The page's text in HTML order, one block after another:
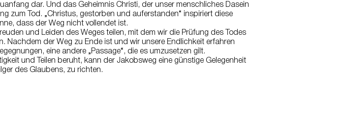
dar. Und das Geheimnis Christi, der unser menschliches Dasein
zum Tod. „Christus, gestorben und auferstanden“ inspiriert diese
dass der Weg nicht vollendet ist.
und Leiden des Weges teilen, mit dem wir die Prüfung des Todes
Nachdem der Weg zu Ende ist und wir unsere Endlichkeit erfahren
eine andere „Passage“, die es umzusetzen gilt.
und Teilen beruht, kann der Jakobsweg eine günstige Gelegenheit
des Glaubens, zu richten.